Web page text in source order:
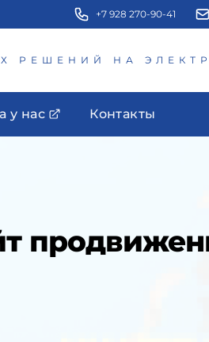
+7 928 270-90-41
РЕШЕНИЙ НА
у нас Контакты